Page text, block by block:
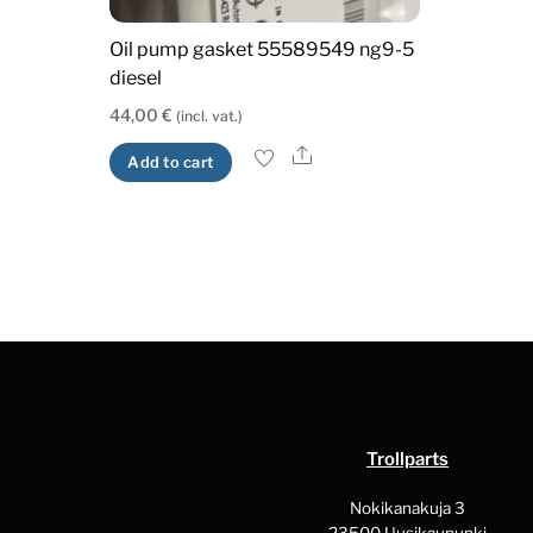
Oil pump gasket 55589549 ng9-5
diesel
44,00 € (incl. vat.)
Add to cart Share
Trollparts
Nokikanakuja 3